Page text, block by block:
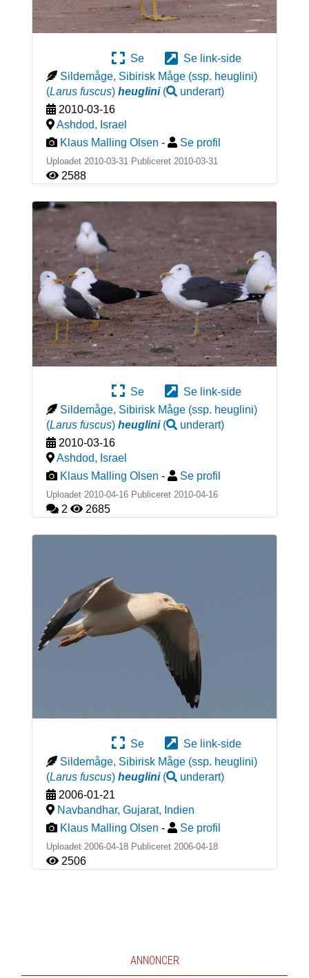
Se
Se link-side
Sildemåge, Sibirisk Måge (ssp. heuglini)
(Larus fuscus) heuglini( underart)
2010-03-16
Ashdod, Israel
Klaus Malling Olsen - Se profil
Uploadet 2010-03-31 Publiceret 2010-03-31
2588
Se
Se link-side
Sildemåge, Sibirisk Måge (ssp. heuglini)
(Larus fuscus) heuglini( underart)
2010-03-16
Ashdod, Israel
Klaus Malling Olsen - Se profil
Uploadet 2010-04-16 Publiceret 2010-04-16
2 2685
Se
Se link-side
Sildemåge, Sibirisk Måge (ssp. heuglini)
(Larus fuscus) heuglini( underart)
2006-01-21
Navbandhar, Gujarat, Indien
Klaus Malling Olsen - Se profil
Uploadet 2006-04-18 Publiceret 2006-04-18
2506
ANNONCER